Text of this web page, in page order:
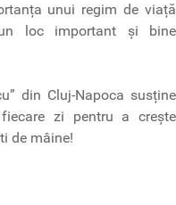
unui regim de viață
loc important și bine
din Cluj-Napoca susține
zi pentru a crește
de mâine!